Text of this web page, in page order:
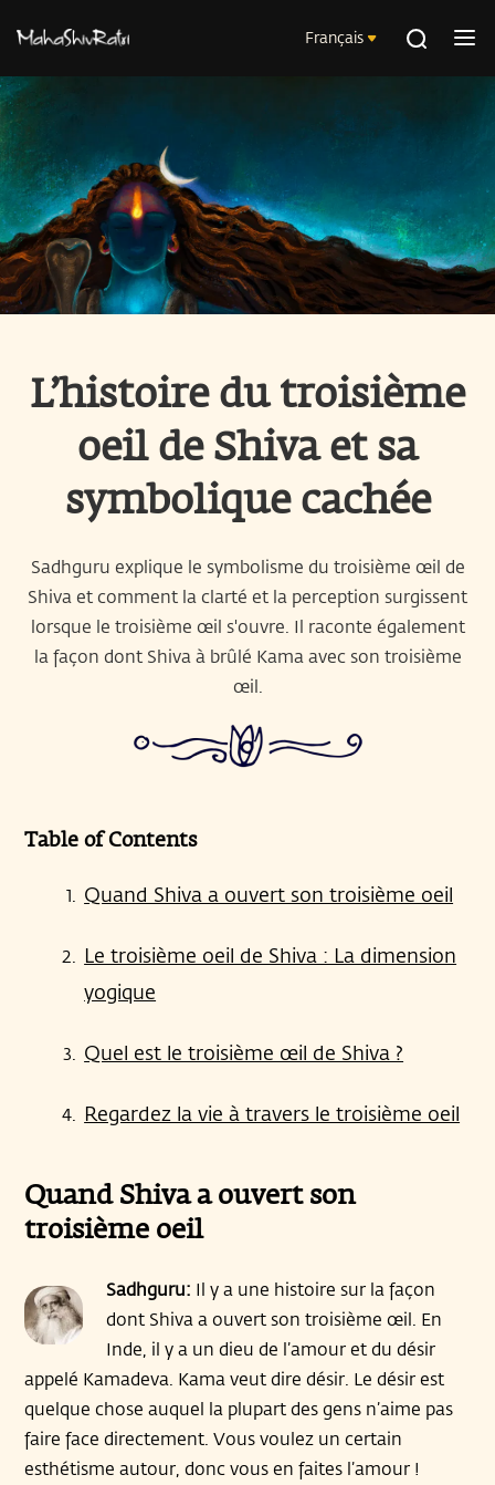
Français
L’histoire du troisième
oeil de Shiva et sa
symbolique cachée
Sadhguru explique le symbolisme du troisième œil de
Shiva et comment la clarté et la perception surgissent
lorsque le troisième œil s'ouvre. Il raconte également
la façon dont Shiva à brûlé Kama avec son troisième
œil.
Table of Contents
Quand Shiva a ouvert son troisième oeil
Le troisième oeil de Shiva : La dimension
yogique
Quel est le troisième œil de Shiva ?
Regardez la vie à travers le troisième oeil
Quand Shiva a ouvert son
troisième oeil
Sadhguru: Il y a une histoire sur la façon
dont Shiva a ouvert son troisième œil. En
Inde, il y a un dieu de l’amour et du désir
appelé Kamadeva. Kama veut dire désir. Le désir est
quelque chose auquel la plupart des gens n’aime pas
faire face directement. Vous voulez un certain
esthétisme autour, donc vous en faites l’amour !